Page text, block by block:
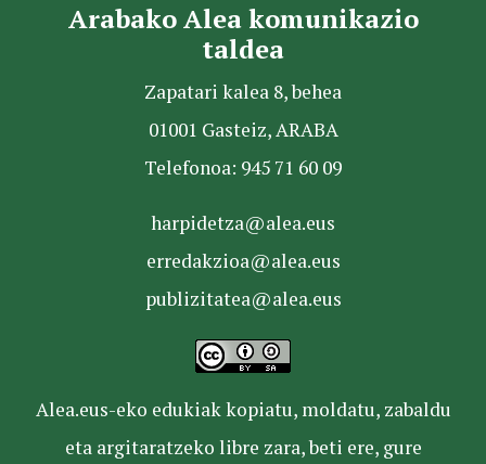
Arabako Alea komunikazio
taldea
Zapatari kalea 8, behea
01001 Gasteiz, ARABA
Telefonoa: 945 71 60 09
harpidetza@alea.eus
erredakzioa@alea.eus
publizitatea@alea.eus
Alea.eus-eko edukiak kopiatu, moldatu, zabaldu
eta argitaratzeko libre zara, beti ere, gure